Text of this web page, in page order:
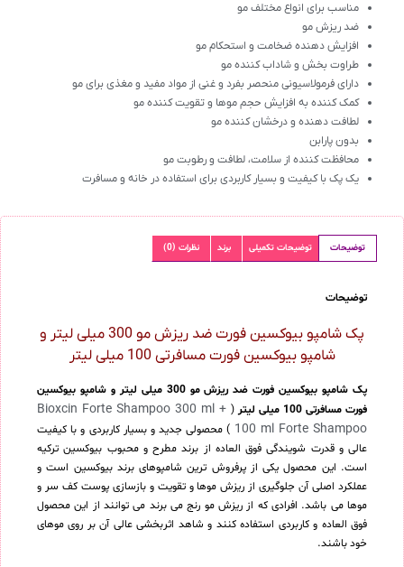
مناسب برای انواع مختلف مو
ضد ریزش مو
افزایش دهنده ضخامت و استحکام مو
طراوت بخش و شاداب کننده مو
دارای فرمولاسیونی منحصر بفرد و غنی از مواد مفید و مغذی برای مو
کمک کننده به افزایش حجم موها و تقویت کننده مو
لطافت دهنده و درخشان کننده مو
بدون پارابن
محافظت کننده از سلامت، لطافت و رطوبت مو
یک پک با کیفیت و بسیار کاربردی برای استفاده در خانه و مسافرت
توضیحات توضیحات تکمیلی برند نظرات (0)
توضیحات
پک شامپو بیوکسین فورت ضد ریزش مو 300 میلی لیتر و
شامپو بیوکسین فورت مسافرتی 100 میلی لیتر
پک شامپو بیوکسین فورت ضد ریزش مو 300 میلی لیتر و شامپو بیوکسین
فورت مسافرتی 100 میلی لیتر
(
Bioxcin Forte Shampoo 300 ml +
100 ml Forte Shampoo ) محصولی جدید و بسیار کاربردی و با کیفیت
عالی و قدرت شویندگی فوق العاده از برند مطرح و محبوب بیوکسین ترکیه
است. این محصول یکی از پرفروش ترین شامپوهای برند بیوکسین است و
عملکرد اصلی آن جلوگیری از ریزش موها و تقویت و بازسازی پوست کف سر و
موها می باشد. افرادی که از ریزش مو رنج می برند می توانند از این محصول
فوق العاده و کاربردی استفاده کنند و شاهد اثربخشی عالی آن بر روی موهای
خود باشند.